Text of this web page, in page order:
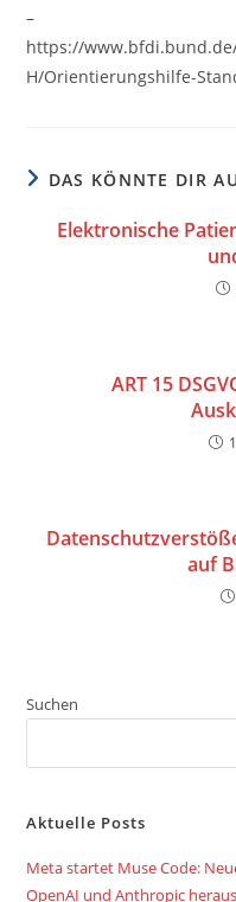
–
https://
H/Orientierungshilfe-
DAS KÖNNTE DIR
Elektronische
ART 15
auf
Suchen
Aktuelle Posts
Meta startet Muse Code:
OpenAI und Anthropic heraus